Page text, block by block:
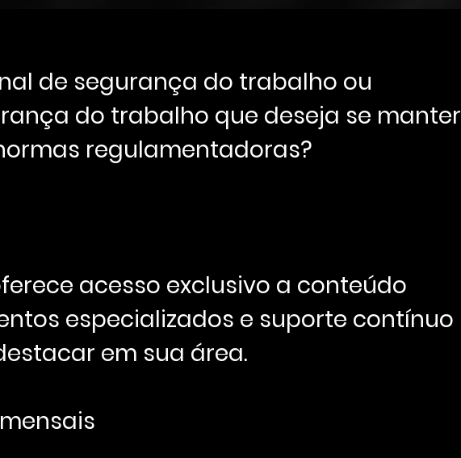
de segurança do trabalho ou
do trabalho que deseja se manter
regulamentadoras?
acesso exclusivo a conteúdo
especializados e suporte contínuo
em sua área.